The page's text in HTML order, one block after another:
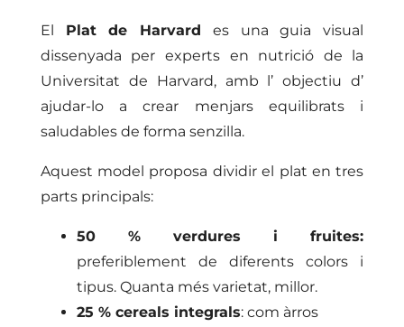
El Plat de Harvard es una guia visual
dissenyada per experts en nutrició de la
Universitat de Harvard, amb l’ objectiu d’
ajudar-lo a crear menjars equilibrats i
saludables de forma senzilla.
Aquest model proposa dividir el plat en tres
parts principals:
50 % verdures i fruites:
preferiblement de diferents colors i
tipus. Quanta més varietat, millor.
25 % cereals integrals: com àrros